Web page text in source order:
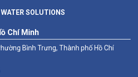
SOLUTIONS
Chí Minh
Bình Trưng, Thành phố Hồ Chí